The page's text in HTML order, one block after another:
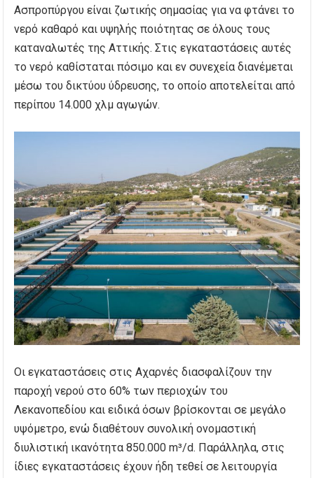
Ασπροπύργου είναι ζωτικής σημασίας για να φτάνει το
νερό καθαρό και υψηλής ποιότητας σε όλους τους
καταναλωτές της Αττικής. Στις εγκαταστάσεις αυτές
το νερό καθίσταται πόσιμο και εν συνεχεία διανέμεται
μέσω του δικτύου ύδρευσης, το οποίο αποτελείται από
περίπου 14.000 χλμ αγωγών.
Οι εγκαταστάσεις στις Αχαρνές διασφαλίζουν την
παροχή νερού στο 60% των περιοχών του
Λεκανοπεδίου και ειδικά όσων βρίσκονται σε μεγάλο
υψόμετρο, ενώ διαθέτουν συνολική ονομαστική
διυλιστική ικανότητα 850.000 m³/d. Παράλληλα, στις
ίδιες εγκαταστάσεις έχουν ήδη τεθεί σε λειτουργία